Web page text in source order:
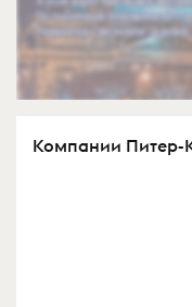
Компании Питер-